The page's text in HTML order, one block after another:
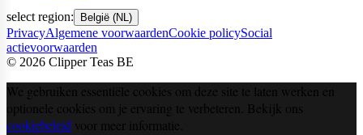
select region: België (NL)
PrivacyAlgemene voorwaardenCookie policySocial
actievoorwaarden
© 2026 Clipper Teas BE
We gebruiken essentiële cookies om deze site te laten werken en
optionele cookies om je ervaring te verbeteren. Bekijk ons
cookiebeleid voor meer informatie.